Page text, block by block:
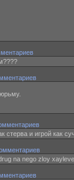
стерва и игрой как
na nego zloy